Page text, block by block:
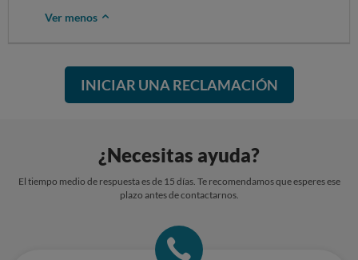
Ver menos
INICIAR UNA RECLAMACIÓN
¿Necesitas ayuda?
El tiempo medio de respuesta es de 15 días. Te recomendamos que esperes ese
plazo antes de contactarnos.